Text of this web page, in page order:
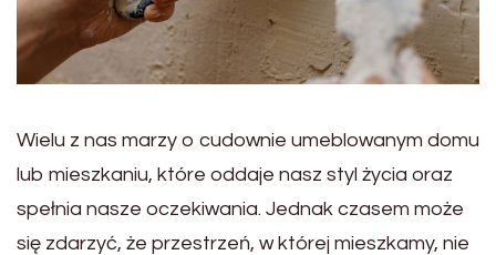
Wielu z nas marzy o cudownie umeblowanym domu
lub mieszkaniu, które oddaje nasz styl życia oraz
spełnia nasze oczekiwania. Jednak czasem może
się zdarzyć, że przestrzeń, w której mieszkamy, nie